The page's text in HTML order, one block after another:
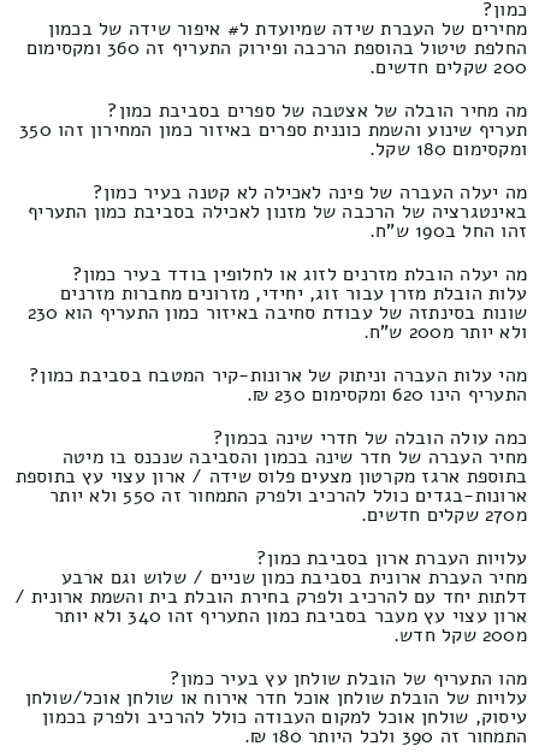
כמון?
מחירים של העברת שידה שמיועדת ל# איפור שידה של בכמון
החלפת טיטול בהוספת הרכבה ופירוק התעריף זה 360 ומקסימום
200 שקלים חדשים.
מה מחיר הובלה של אצטבה של ספרים בסביבת כמון?
תעריף שינוע והשמת כוננית ספרים באיזור כמון המחירון זהו 350
ומקסימום 180 שקל.
מה יעלה העברה של פינה לאכילה לא קטנה בעיר כמון?
באינטגרציה של הרכבה של מזנון לאכילה בסביבת כמון התעריף
זהו החל ב190 ש"ח.
מה יעלה הובלת מזרנים לזוג או לחלופין בודד בעיר כמון?
עלות הובלת מזרן עבור זוג, יחידי, מזרונים מחברות מזרנים
שונות בסינתזה של עבודת סחיבה באיזור כמון התעריף הוא 230
ולא יותר מ200 ש"ח.
מהי עלות העברה וניתוק של ארונות-קיר המטבח בסביבת כמון?
התעריף הינו 620 ומקסימום 230 ₪.
כמה עולה הובלה של חדרי שינה בכמון?
מחיר העברה של חדר שינה בכמון והסביבה שנכנס בו מיטה
בתוספת ארגז מקרטון מצעים פלוס שידה / ארון עצוי עץ בתוספת
ארונות-בגדים כולל להרכיב ולפרק התמחור זה 550 ולא יותר
מ270 שקלים חדשים.
עלויות העברת ארון בסביבת כמון?
מחיר העברת ארונית בסביבת כמון שניים / שלוש וגם ארבע
דלתות יחד עם להרכיב ולפרק בחירת הובלת בית והשמת ארונית /
ארון עצוי עץ מעבר בסביבת כמון התעריף זהו 340 ולא יותר
מ200 שקל חדש.
מהו התעריף של הובלת שולחן עץ בעיר כמון?
עלויות של הובלת שולחן אוכל חדר אירוח או שולחן אוכל/שולחן
עיסוק, שולחן אוכל למקום העבודה כולל להרכיב ולפרק בכמון
התמחור זה 390 ולכל היותר 180 ₪.